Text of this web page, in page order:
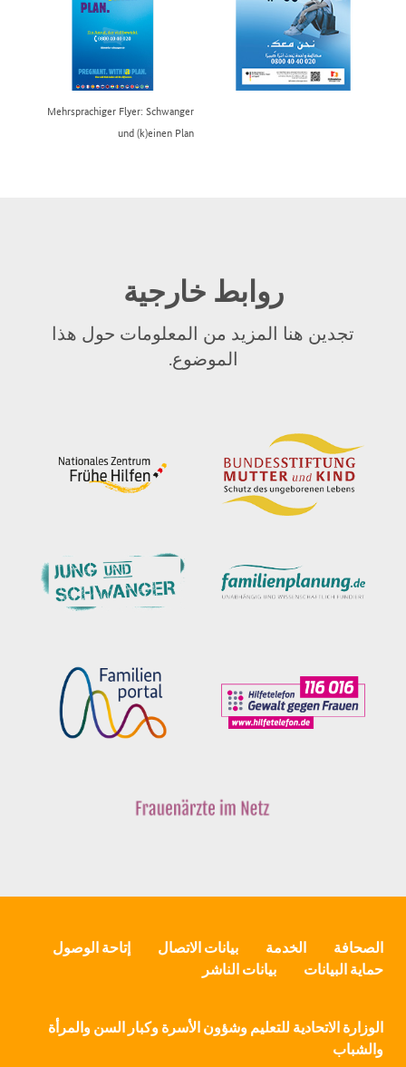
Mehrsprachiger Flyer: Schwanger
und (k)einen Plan
روابط خارجية
تجدين هنا المزيد من المعلومات حول هذا
الموضوع.
الصحافة الخدمة بيانات الاتصال
إتاحة الوصول
حماية البيانات
بيانات الناشر
الوزارة الاتحادية للتعليم وشؤون الأسرة وكبار السن والمرأة
والشباب